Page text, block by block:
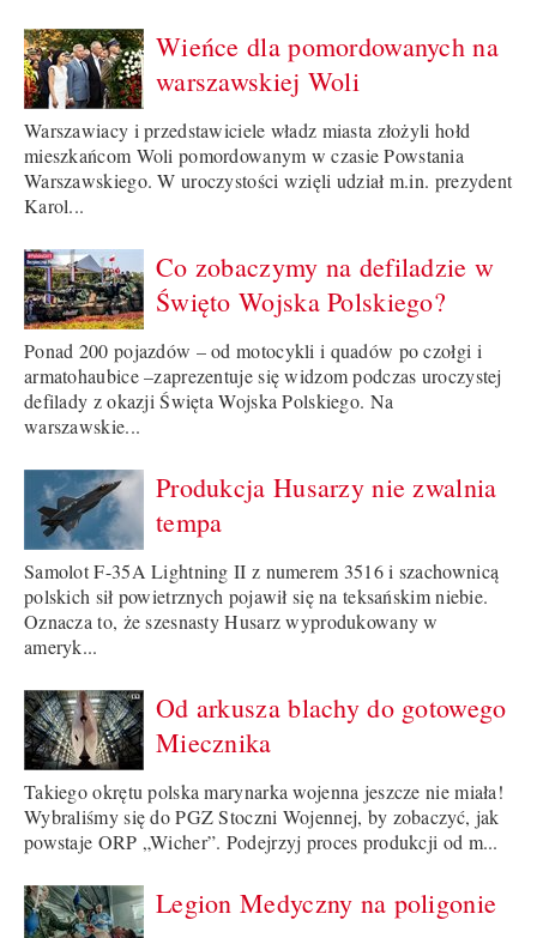
Wieńce dla pomordowanych na
warszawskiej Woli
Warszawiacy i przedstawiciele władz miasta złożyli hołd
mieszkańcom Woli pomordowanym w czasie Powstania
Warszawskiego. W uroczystości wzięli udział m.in. prezydent
Karol...
Co zobaczymy na defiladzie w
Święto Wojska Polskiego?
Ponad 200 pojazdów – od motocykli i quadów po czołgi i
armatohaubice –zaprezentuje się widzom podczas uroczystej
defilady z okazji Święta Wojska Polskiego. Na
warszawskie...
Produkcja Husarzy nie zwalnia
tempa
Samolot F-35A Lightning II z numerem 3516 i szachownicą
polskich sił powietrznych pojawił się na teksańskim niebie.
Oznacza to, że szesnasty Husarz wyprodukowany w
ameryk...
Od arkusza blachy do gotowego
Miecznika
Takiego okrętu polska marynarka wojenna jeszcze nie miała!
Wybraliśmy się do PGZ Stoczni Wojennej, by zobaczyć, jak
powstaje ORP „Wicher”. Podejrzyj proces produkcji od m...
Legion Medyczny na poligonie